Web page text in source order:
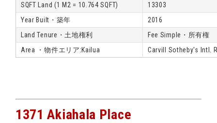
SQFT Land (1 M2 = 10.764 SQFT)
13303
Year Built・築年
2016
Land Tenure・土地権利
Fee Simple・所有権
Area ・物件エリア:Kailua
Carvill Sotheby's Intl.
1371 Akiahala Place